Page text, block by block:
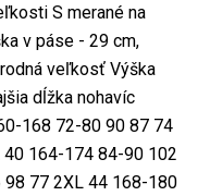
S merané na
v páse - 29 cm,
veľkosť Výška
dĺžka nohavíc
168 72-80 90 87 74
164-174 84-90 102
77 2XL 44 168-180